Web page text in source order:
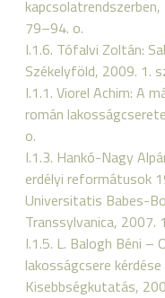
79–94. o.
I.1.6. Tófalvi Zoltán:
Székelyföld, 2009. 1.
I.1.1. Viorel Achim: A
román
o.
I.1.3. Hankó-Nagy
erdélyi reformátusok
Universitatis Babes-
Transsylvanica, 2007.
I.1.5. L. Balogh Béni
lakosságcsere
Kisebbségkutatás,